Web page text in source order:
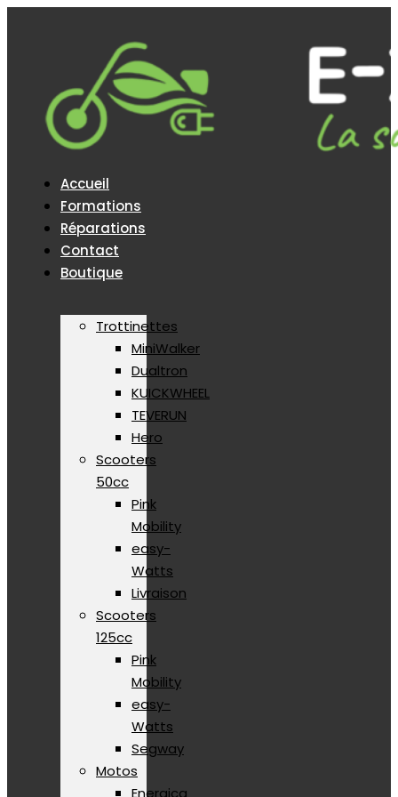
Accueil
Formations
Réparations
Contact
Boutique
Trottinettes
MiniWalker
Dualtron
KUICKWHEEL
TEVERUN
Hero
Scooters
50cc
Pink
Mobility
easy-
Watts
Livraison
Scooters
125cc
Pink
Mobility
easy-
Watts
Segway
Motos
Energica